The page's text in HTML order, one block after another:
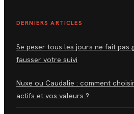
DERNIERS ARTICLES
Se peser tous les jours ne fait pas
fausser votre suivi
Nuxe ou Caudalie : comment
actifs et vos valeurs ?